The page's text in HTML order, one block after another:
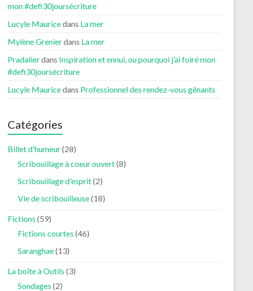
mon #defi30joursécriture
Lucyle Mauricedans La mer
Mylène Grenierdans La mer
Pradalierdans Inspiration et ennui, ou pourquoi j’ai foiré mon
#defi30joursécriture
Lucyle Mauricedans Professionnel des rendez-vous gênants
Catégories
Billet d'humeur(28)
Scribouillage à coeur ouvert(8)
Scribouillage d'esprit(2)
Vie de scribouilleuse(18)
Fictions (59)
Fictions courtes (46)
Saranghae(13)
La boîte à Outils (3)
Sondages (2)